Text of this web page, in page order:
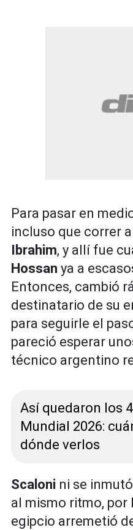
Para pasar en
incluso que correr
Ibrahim, y allí fue
Hossan ya a
Entonces, cambió
destinatario de su
para seguirle el
pareció esperar
técnico argentino
Así quedaron los
Mundial 2026:
dónde verlos
Scaloni ni se
al mismo ritmo, por
egipcio arremetió